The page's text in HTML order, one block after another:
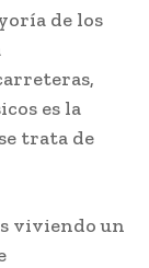
de los
es la
trata de
viviendo un